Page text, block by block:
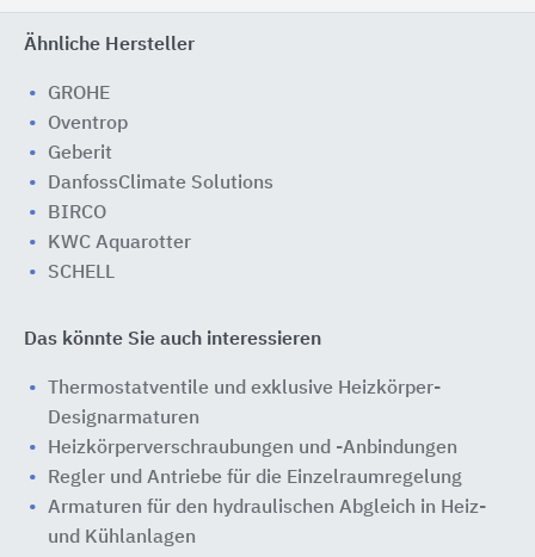
Ähnliche Hersteller
GROHE
Oventrop
Geberit
DanfossClimate Solutions
BIRCO
KWC Aquarotter
SCHELL
Das könnte Sie auch interessieren
Thermostatventile und exklusive Heizkörper-
Designarmaturen
Heizkörperverschraubungen und -Anbindungen
Regler und Antriebe für die Einzelraumregelung
Armaturen für den hydraulischen Abgleich in Heiz-
und Kühlanlagen